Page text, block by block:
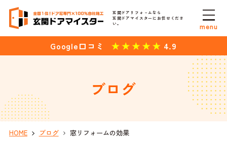
玄関ドアリフォ－ムなら
玄関ドアマイスターにお任せくださ
い。
Google口コミ 4.9
menu
ブログ
HOME ブログ 窓リフォームの効果